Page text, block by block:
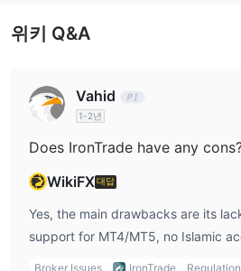
개 이상의 거래 상품
계정 유형
IronTrade은(는) 두 가지 종류의 실제 거
나은 수익률(최대 90%)과 우선 서비스를
더를 위한VIP 계정
IronTrade 수수료
위키 Q&A
Vahid
1-2년
Does IronTrade have any
WikiFX대답
Yes, the main drawbacks are its
support for MT4/MT5, no Islamic
fixed payout structure that limits
Broker Issues IronTrade Regulation